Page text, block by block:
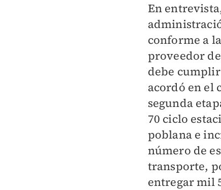
En
conforme a
proveedor
debe
acordó en el
segunda
70 ciclo
poblana e
número de
transporte,
entregar mil